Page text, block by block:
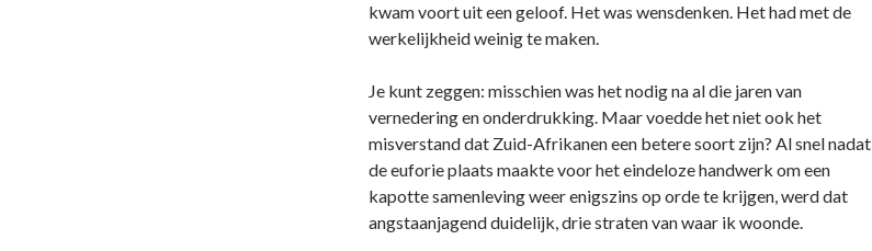
kwam voort uit een geloof. Het was wensdenken. Het had met de
werkelijkheid weinig te maken.
Je kunt zeggen: misschien was het nodig na al die jaren van
vernedering en onderdrukking. Maar voedde het niet ook het
misverstand dat Zuid-Afrikanen een betere soort zijn? Al snel nadat
de euforie plaats maakte voor het eindeloze handwerk om een
kapotte samenleving weer enigszins op orde te krijgen, werd dat
angstaanjagend duidelijk, drie straten van waar ik woonde.